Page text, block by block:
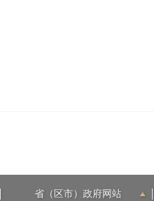
省（区市）政府网站